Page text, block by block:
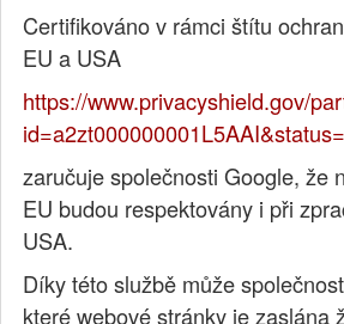
Certifikováno v rámci štítu
EU a USA
https://www.privacyshield.gov/
zaručuje společnosti Google, že
EU budou respektovány i při
USA.
Díky této službě může
které webové stránky je zaslána